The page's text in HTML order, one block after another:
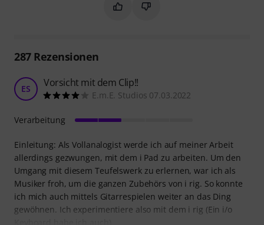
Markieren Sie diese
Markieren Sie diese
287Rezensionen
ES Vorsicht mit dem Clip!!
E.m.E. Studios 07.03.2022
Einleitung: Als Vollanalogist werde ich auf meiner Arbeit
allerdings gezwungen, mit dem i Pad zu arbeiten. Um den
Umgang mit diesem Teufelswerk zu erlernen, war ich als
Musiker froh, um die ganzen Zubehörs von i rig. So konnte
ich mich auch mittels Gitarrespielen weiter an das Ding
gewöhnen. Ich experimentiere also mit dem i rig (Ein i/o
Verarbeitung